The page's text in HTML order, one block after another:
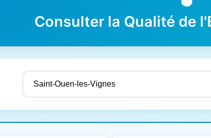
Consulter la Qualité de